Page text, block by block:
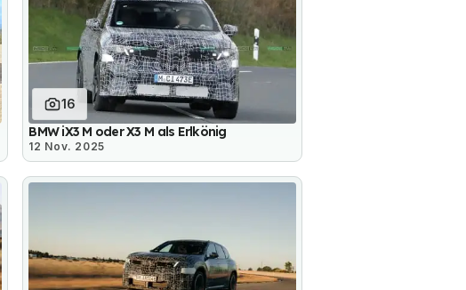
16
BMW iX3 M oder X3 M als Erlkönig
12 Nov. 2025